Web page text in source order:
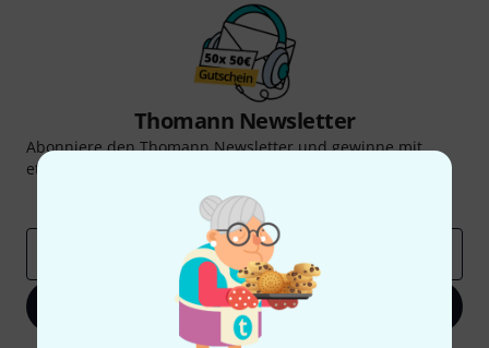
Thomann Newsletter
Abonniere den Thomann Newsletter und gewinne mit
etwas Glück einen von
Inspirierende Beiträge
Deals
Jetzt anmelden